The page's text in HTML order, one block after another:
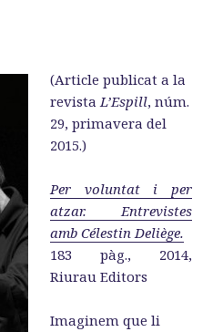
(Article publicat a la
revistaL’Espill, núm.
29, primavera del
2015.)
Per voluntat i per
atzar. Entrevistes
amb Célestin Deliège.
183 pàg., 2014,
Riurau Editors
Imaginem que li